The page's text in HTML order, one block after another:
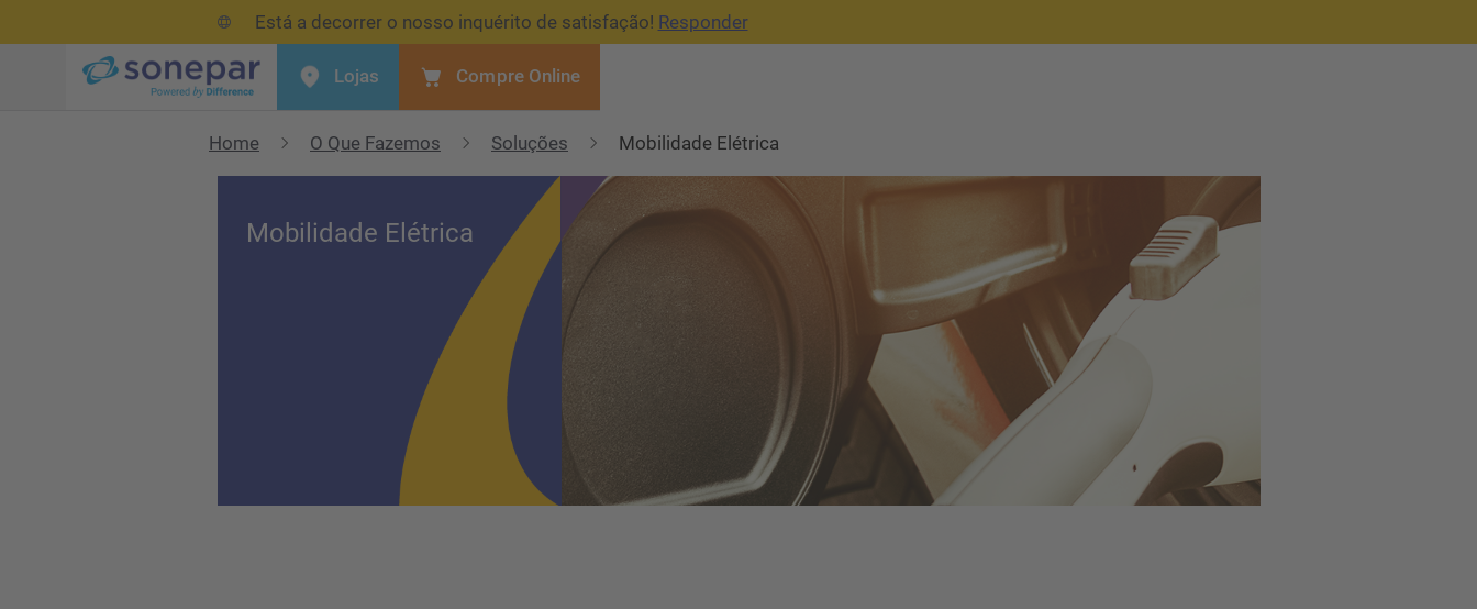
Está a decorrer o nosso inquérito de satisfação! Responder
Lojas Compre Online
Home O Que Fazemos Soluções Mobilidade Elétrica
Mobilidade Elétrica